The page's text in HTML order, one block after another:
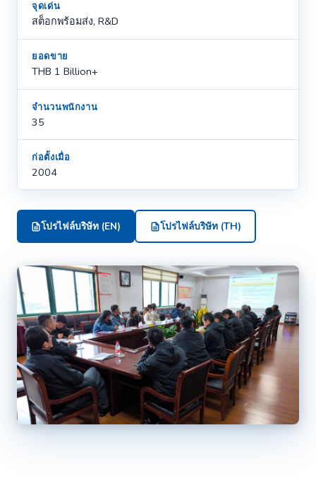
จุดเด่น
สต็อกพร้อมส่ง, R&D
ยอดขาย
THB 1 Billion+
จำนวนพนักงาน
35
ก่อตั้งเมื่อ
2004
โปรไฟล์บริษัท (EN) โปรไฟล์บริษัท (TH)